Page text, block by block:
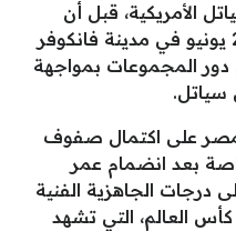
سياتل الأمريكية، قبل أن
يلتقي منتخب نيوزيلندا يوم 22 يونيو في مدينة فانكوفر
دور المجموعات بمواجهة
مصر على اكتمال صفوف
بعد انضمام عمر
الجاهزية الفنية
العالم، التي تشهد